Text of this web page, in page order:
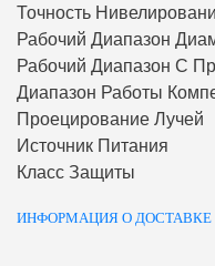
Точность
Рабочий Диапазон
Рабочий Диапазон С
Диапазон Работы
Проецирование Лучей
Источник Питания
Класс Защиты
ИНФОРМАЦИЯ О ДОСТАВКЕ